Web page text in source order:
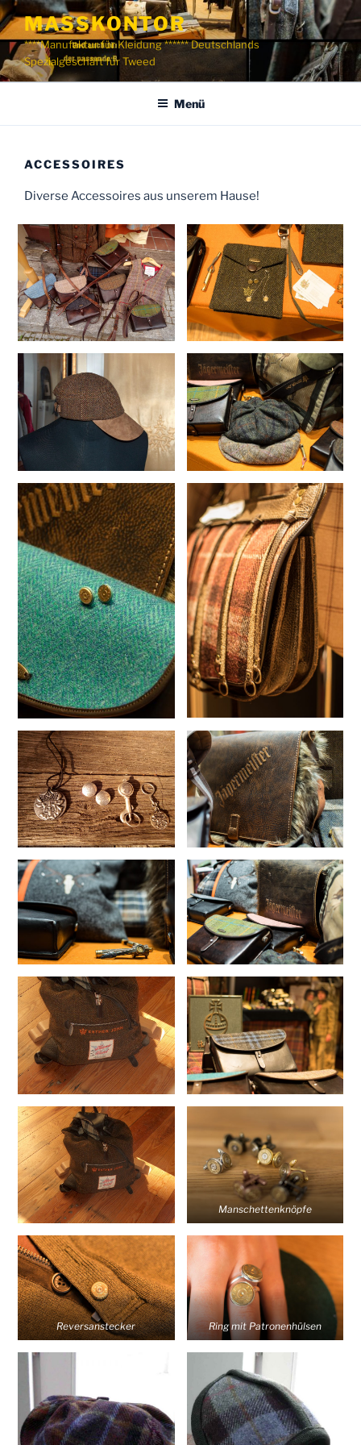
Zum
Inhalt
springen
MASSKONTOR
****Manufaktur für Kleidung ****** Deutschlands
Spezialgeschäft für Tweed
Menü
ACCESSOIRES
Diverse Accessoires aus unserem Hause!
Manschettenknöpfe
Reversanstecker Ring mit Patronenhülsen